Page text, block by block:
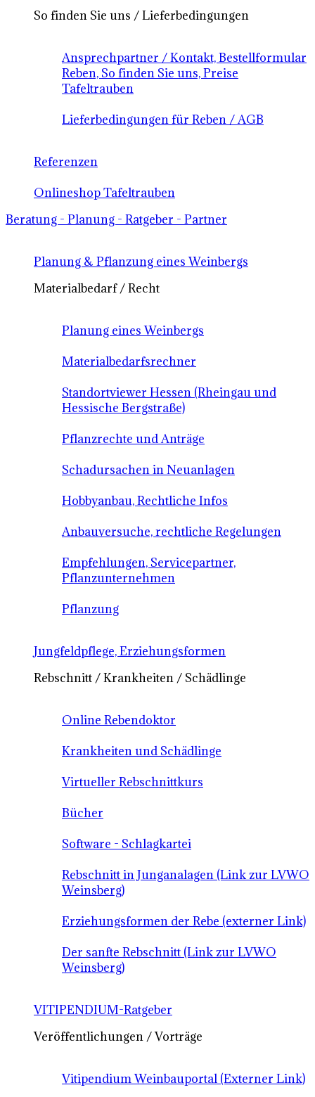
So finden Sie uns / Lieferbedingungen
Ansprechpartner / Kontakt, Bestellformular
Reben, So finden Sie uns, Preise
Tafeltrauben
Lieferbedingungen für Reben / AGB
Referenzen
Onlineshop Tafeltrauben
Beratung - Planung - Ratgeber - Partner
Planung & Pflanzung eines Weinbergs
Materialbedarf / Recht
Planung eines Weinbergs
Materialbedarfsrechner
Standortviewer Hessen (Rheingau und
Hessische Bergstraße)
Pflanzrechte und Anträge
Schadursachen in Neuanlagen
Hobbyanbau, Rechtliche Infos
Anbauversuche, rechtliche Regelungen
Empfehlungen, Servicepartner,
Pflanzunternehmen
Pflanzung
Jungfeldpflege, Erziehungsformen
Rebschnitt / Krankheiten / Schädlinge
Online Rebendoktor
Krankheiten und Schädlinge
Virtueller Rebschnittkurs
Bücher
Software - Schlagkartei
Rebschnitt in Junganalagen (Link zur LVWO
Weinsberg)
Erziehungsformen der Rebe (externer Link)
Der sanfte Rebschnitt (Link zur LVWO
Weinsberg)
VITIPENDIUM-Ratgeber
Veröffentlichungen / Vorträge
Vitipendium Weinbauportal (Externer Link)